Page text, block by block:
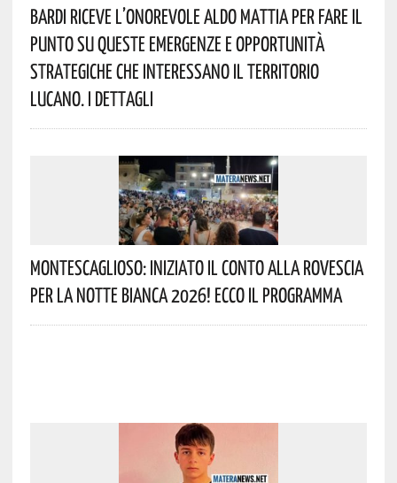
Bardi Riceve L’onorevole Aldo Mattia Per Fare Il
Punto Su Queste Emergenze E Opportunità
Strategiche Che Interessano Il Territorio
Lucano. I Dettagli
Montescaglioso: Iniziato Il Conto Alla Rovescia
Per La Notte Bianca 2026! Ecco Il Programma